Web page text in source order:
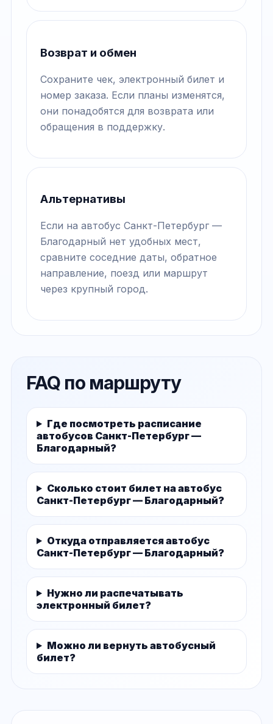
Возврат и обмен
Сохраните чек, электронный билет и
номер заказа. Если планы изменятся,
они понадобятся для возврата или
обращения в поддержку.
Альтернативы
Если на автобус Санкт-Петербург —
Благодарный нет удобных мест,
сравните соседние даты, обратное
направление, поезд или маршрут
через крупный город.
FAQ по маршруту
Где посмотреть расписание
автобусов Санкт-Петербург —
Благодарный?
Сколько стоит билет на автобус
Санкт-Петербург — Благодарный?
Откуда отправляется автобус
Санкт-Петербург — Благодарный?
Нужно ли распечатывать
электронный билет?
Можно ли вернуть автобусный
билет?